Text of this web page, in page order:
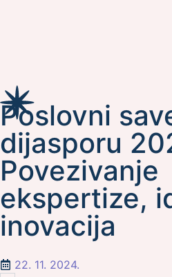
Poslovni
dijasporu
Povezivanje
ekspertize,
inovacija
22. 11. 2024.